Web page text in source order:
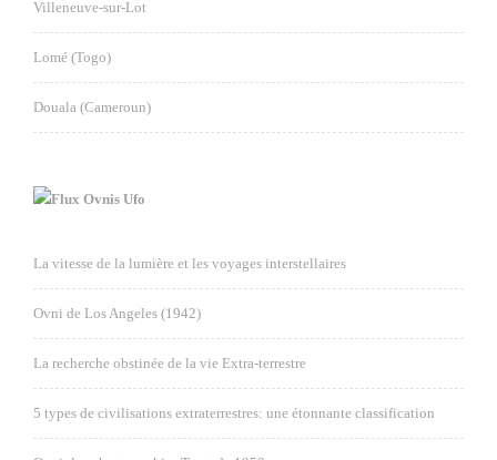
Villeneuve-sur-Lot
Lomé (Togo)
Douala (Cameroun)
Ovnis Ufo
La vitesse de la lumière et les voyages interstellaires
Ovni de Los Angeles (1942)
La recherche obstinée de la vie Extra-terrestre
5 types de civilisations extraterrestres: une étonnante classification